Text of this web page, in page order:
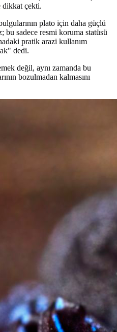
dikkat çekti.
plato için daha güçlü
bu sadece resmi koruma statüsü
pratik arazi kullanım
dedi.
değil, aynı zamanda bu
bozulmadan kalmasını